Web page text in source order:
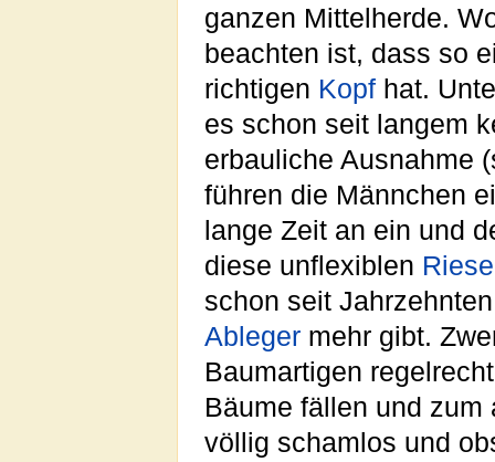
ganzen Mittelherde.
beachten ist, dass so
richtigen Kopf hat.
es schon seit langem
erbauliche Ausnahme
führen die Männchen
lange Zeit an ein und
diese unflexiblen
schon seit
Ableger mehr gibt.
Baumartigen
Bäume fällen und
völlig schamlos und